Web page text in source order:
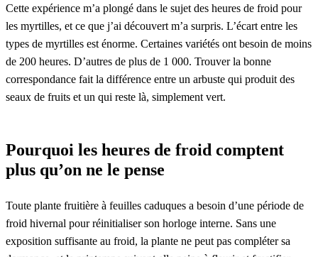
Cette expérience m’a plongé dans le sujet des heures de froid pour
les myrtilles, et ce que j’ai découvert m’a surpris. L’écart entre les
types de myrtilles est énorme. Certaines variétés ont besoin de moins
de 200 heures. D’autres de plus de 1 000. Trouver la bonne
correspondance fait la différence entre un arbuste qui produit des
seaux de fruits et un qui reste là, simplement vert.
Pourquoi les heures de froid comptent
plus qu’on ne le pense
Toute plante fruitière à feuilles caduques a besoin d’une période de
froid hivernal pour réinitialiser son horloge interne. Sans une
exposition suffisante au froid, la plante ne peut pas compléter sa